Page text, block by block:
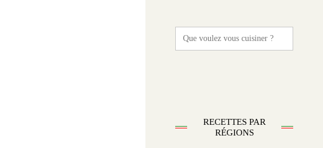
Search
for:
RECETTES PAR
RÉGIONS